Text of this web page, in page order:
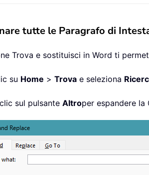
tutte le Paragrafo di
Trova e sostituisci in Word ti
su Home > Trova e seleziona
sul pulsante Altroper espandere la